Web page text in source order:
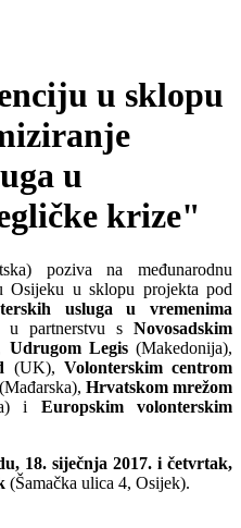
u sklopu
u
krize"
poziva na međunarodnu
Osijeku u sklopu projekta pod
usluga u vremenima
u partnerstvu sNovosadskim
Udrugom Legis(Makedonija),
(UK), Volonterskim centrom
(Mađarska), Hrvatskom mrežom
i Europskim volonterskim
18. siječnja 2017. i četvrtak,
(Šamačka ulica 4, Osijek).